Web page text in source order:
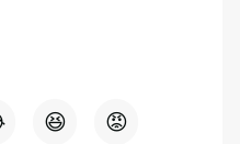
😆 😡